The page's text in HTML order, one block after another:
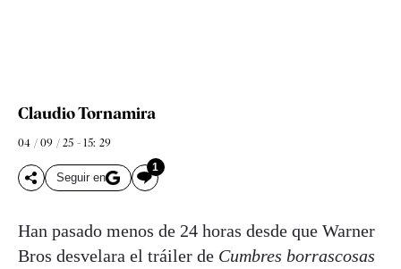
Claudio Tornamira
04 / 09 / 25 - 15: 29
Seguir en
1
Han pasado menos de 24 horas desde que Warner
Bros desvelara el tráiler de Cumbres borrascosas